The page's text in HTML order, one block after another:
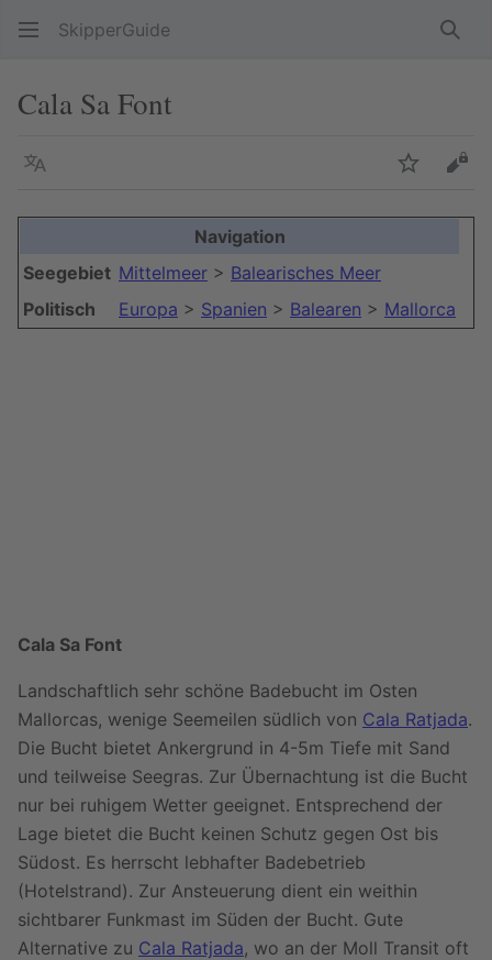
SkipperGuide
Cala Sa Font
Sprache
Navigation
Seegebiet Mittelmeer > Balearisches Meer
Politisch
Europa > Spanien > Balearen > Mallorca
+
−
Cala Sa Font
Landschaftlich sehr schöne Badebucht im Osten
Mallorcas, wenige Seemeilen südlich von Cala Ratjada.
Die Bucht bietet Ankergrund in 4-5m Tiefe mit Sand
und teilweise Seegras. Zur Übernachtung ist die Bucht
nur bei ruhigem Wetter geeignet. Entsprechend der
Lage bietet die Bucht keinen Schutz gegen Ost bis
Südost. Es herrscht lebhafter Badebetrieb
(Hotelstrand). Zur Ansteuerung dient ein weithin
sichtbarer Funkmast im Süden der Bucht. Gute
Alternative zu Cala Ratjada, wo an der Moll Transit oft